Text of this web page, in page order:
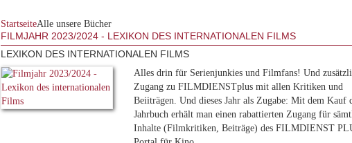
StartseiteAlle unsere Bücher
FILMJAHR 2023/2024 - LEXIKON DES INTERNATIONALEN FILMS
LEXIKON DES INTERNATIONALEN FILMS
Alles drin für Serienjunkies und Filmfans! Und
Zugang zu FILMDIENSTplus mit allen Kritiken und
Beiiträgen. Und dieses Jahr als Zugabe: Mit dem Kauf
Jahrbuch erhält man einen rabattierten Zugang für
Inhalte (Filmkritiken, Beiträge) des FILMDIENST